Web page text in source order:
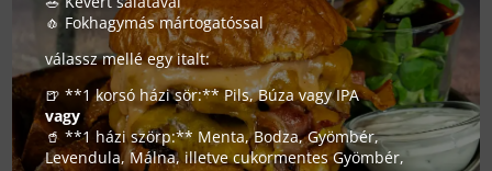
Vegán burger – Amikor a húsmentes élmény új
dimenziót nyit
🧄 Fokhagymás mártogatóssal
válassz mellé egy italt:
🍺 **1 korsó házi sör:** Pils, Búza vagy IPA
vagy
🥤 **1 házi szörp:** Menta, Bodza, Gyömbér,
Levendula, Málna, illetve cukormentes Gyömbér,